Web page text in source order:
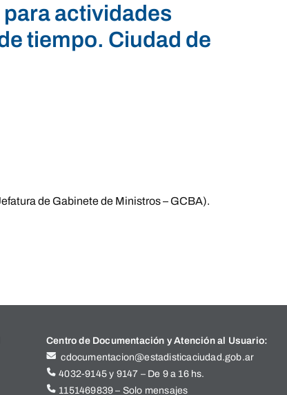
actividades
tiempo. Ciudad de
de Gabinete de Ministros – GCBA).
Centro de Documentación y Atención al Usuario:
cdocumentacion@estadisticaciudad.gob.ar
4032-9145 y 9147 – De 9 a 16 hs.
1151469839 – Solo mensajes